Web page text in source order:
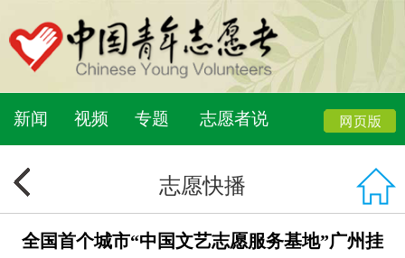
新闻 视频 专题 志愿者说
志愿快播
全国首个城市“中国文艺志愿服务基地”广州挂